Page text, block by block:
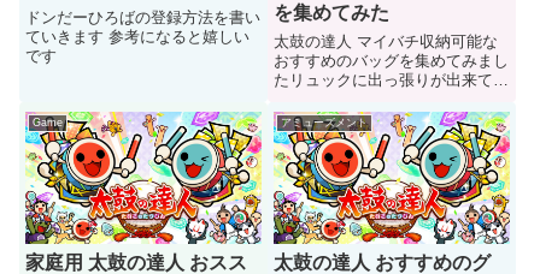
ドンだーひろばの登録方法を書い
ていきます 参考になると嬉しい
です
を集めてみた
太鼓の達人 マイバチ収納可能な
おすすめのバッグを集めてみまし
たリュックに出っ張りが出来てい
る人は是非見て下さい
Game
家庭用 太鼓の達人 おスス
アミューズメント
太鼓の達人 おすすめのグ